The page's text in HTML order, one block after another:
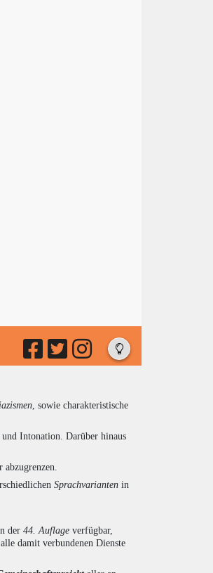
, sowie charakteristische
Intonation. Darüber hinaus
abzugrenzen.
Sprachvarianten in
der 44. Auflage verfügbar,
damit verbundenen Dienste